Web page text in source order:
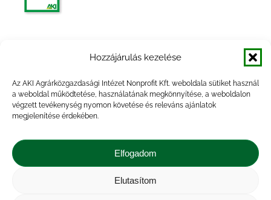
Hozzájárulás kezelése
Az AKI Agrárközgazdasági Intézet Nonprofit Kft. weboldala sütiket használ
a weboldal működtetése, használatának megkönnyítése, a weboldalon
végzett tevékenység nyomon követése és releváns ajánlatok
megjelenítése érdekében.
Elfogadom
Elutasítom